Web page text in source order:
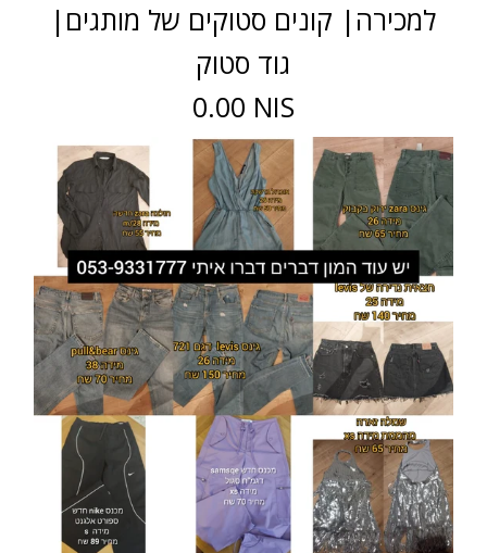
למכירה| קונים סטוקים של מותגים|
גוד סטוק
0.00 NIS